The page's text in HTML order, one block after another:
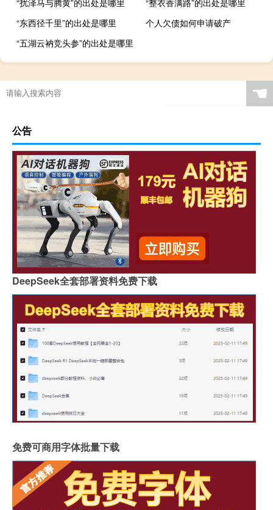
“扰泽马与腾黄”的出处是哪里
“整衣香满路”的出处是哪里
“东西径千里”的出处是哪里
个人欠债如何申请破产
“五湖云衲竞头参”的出处是哪里
☚
公告
DeepSeek全套部署资料免费下载
免费可商用字体批量下载